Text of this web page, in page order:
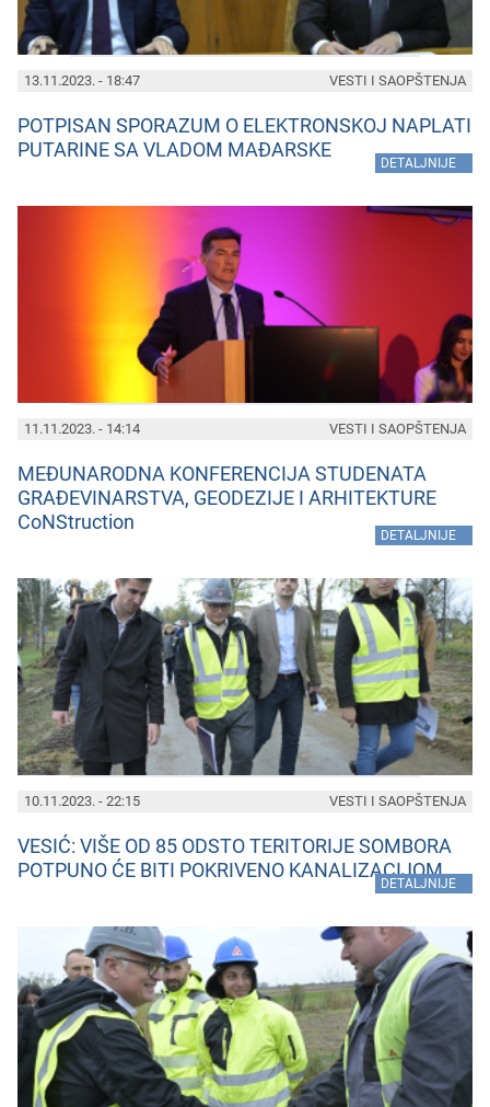
13.11.2023. - 18:47
POTPISAN SPORAZUM O ELEKTRONSKOJ NAPLATI
PUTARINE SA VLADOM MAĐARSKE
DETALJNIJE
VESTI I SAOPŠTENJA
11.11.2023. - 14:14
MEĐUNARODNA KONFERENCIJA STUDENATA
GRAĐEVINARSTVA, GEODEZIJE I ARHITEKTURE
CoNStruction
DETALJNIJE
VESTI I SAOPŠTENJA
10.11.2023. - 22:15
VESIĆ: VIŠE OD 85 ODSTO TERITORIJE SOMBORA
POTPUNO ĆE BITI POKRIVENO KANALIZACIJOM
DETALJNIJE
VESTI I SAOPŠTENJA